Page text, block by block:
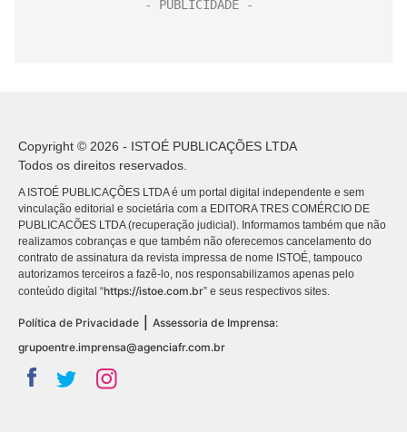
Copyright © 2026 - ISTOÉ PUBLICAÇÕES LTDA
Todos os direitos reservados.
A ISTOÉ PUBLICAÇÕES LTDA é um portal digital independente e sem
vinculação editorial e societária com a EDITORA TRES COMÉRCIO DE
PUBLICACÕES LTDA (recuperação judicial). Informamos também que não
realizamos cobranças e que também não oferecemos cancelamento do
contrato de assinatura da revista impressa de nome ISTOÉ, tampouco
autorizamos terceiros a fazê-lo, nos responsabilizamos apenas pelo
conteúdo digital “https://istoe.com.br” e seus respectivos sites.
Política de Privacidade
Assessoria de Imprensa:
grupoentre.imprensa@agenciafr.com.br